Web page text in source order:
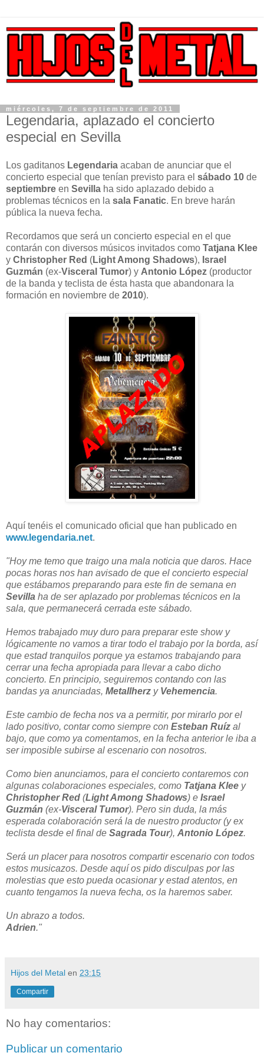
miércoles, 7 de septiembre de 2011
Legendaria, aplazado el concierto
especial en Sevilla
Los gaditanos Legendaria acaban de anunciar que el
concierto especial que tenían previsto para el sábado 10 de
septiembre en Sevilla ha sido aplazado debido a
problemas técnicos en la sala Fanatic. En breve harán
pública la nueva fecha.
Recordamos que será un concierto especial en el que
contarán con diversos músicos invitados como Tatjana Klee
y Christopher Red (Light Among Shadows), Israel
Guzmán (ex-Visceral Tumor) y Antonio López (productor
de la banda y teclista de ésta hasta que abandonara la
formación en noviembre de 2010).
Aquí tenéis el comunicado oficial que han publicado en
www.legendaria.net.
"Hoy me temo que traigo una mala noticia que daros. Hace
pocas horas nos han avisado de que el concierto especial
que estábamos preparando para este fin de semana en
Sevilla ha de ser aplazado por problemas técnicos en la
sala, que permanecerá cerrada este sábado.
Hemos trabajado muy duro para preparar este show y
lógicamente no vamos a tirar todo el trabajo por la borda, así
que estad tranquilos porque ya estamos trabajando para
cerrar una fecha apropiada para llevar a cabo dicho
concierto. En principio, seguiremos contando con las
bandas ya anunciadas, Metallherz y Vehemencia.
Este cambio de fecha nos va a permitir, por mirarlo por el
lado positivo, contar como siempre con Esteban Ruíz al
bajo, que como ya comentamos, en la fecha anterior le iba a
ser imposible subirse al escenario con nosotros.
Como bien anunciamos, para el concierto contaremos con
algunas colaboraciones especiales, como Tatjana Klee y
Christopher Red (Light Among Shadows) e Israel
Guzmán (ex-Visceral Tumor). Pero sin duda, la más
esperada colaboración será la de nuestro productor (y ex
teclista desde el final de Sagrada Tour), Antonio López.
Será un placer para nosotros compartir escenario con todos
estos musicazos. Desde aquí os pido disculpas por las
molestias que esto pueda ocasionar y estad atentos, en
cuanto tengamos la nueva fecha, os la haremos saber.
Un abrazo a todos.
Adrien."
Hijos del Metal en 23:15
Compartir
No hay comentarios:
Publicar un comentario